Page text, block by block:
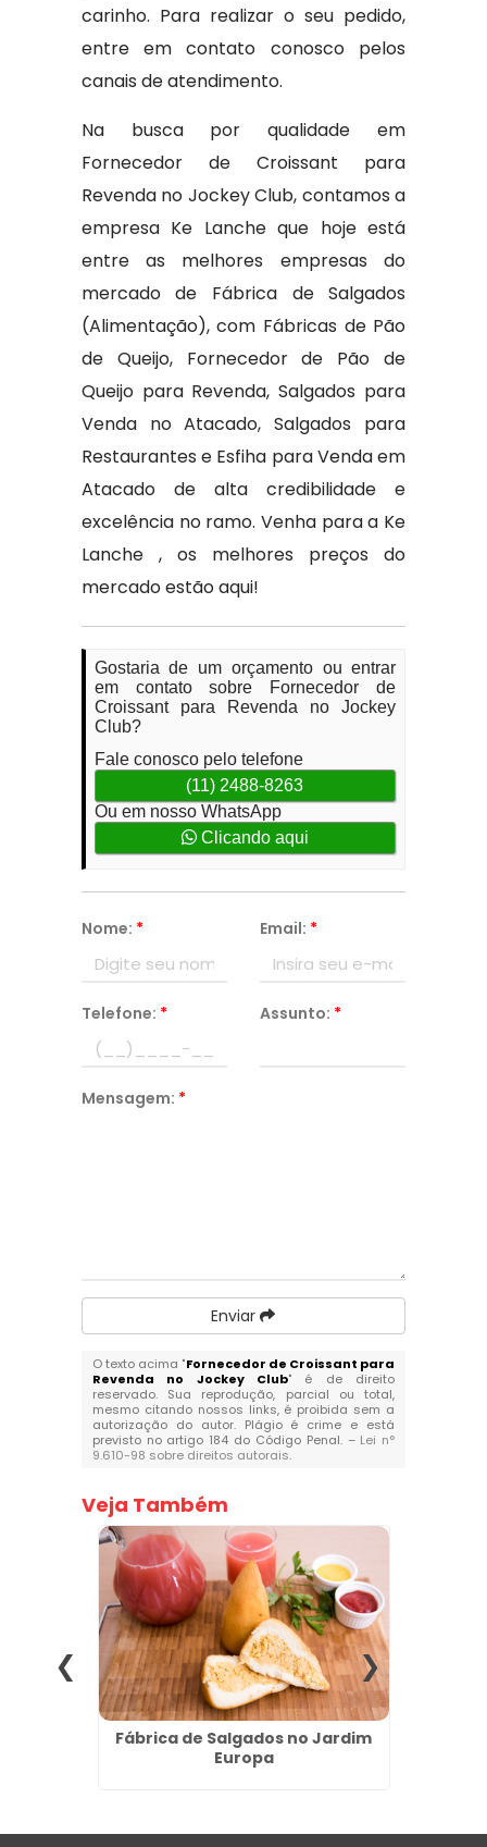
carinho. Para realizar o seu pedido,
entre em contato conosco pelos
canais de atendimento.
Na busca por qualidade em
Fornecedor de Croissant para
Revenda no Jockey Club, contamos a
empresa Ke Lanche que hoje está
entre as melhores empresas do
mercado de Fábrica de Salgados
(Alimentação), com Fábricas de Pão
de Queijo, Fornecedor de Pão de
Queijo para Revenda, Salgados para
Venda no Atacado, Salgados para
Restaurantes e Esfiha para Venda em
Atacado de alta credibilidade e
excelência no ramo. Venha para a Ke
Lanche , os melhores preços do
mercado estão aqui!
Gostaria de um orçamento ou entrar
em contato sobre Fornecedor de
Croissant para Revenda no Jockey
Club?
Fale conosco pelo telefone
(11) 2488-8263
Ou em nosso WhatsApp
Clicando aqui
Nome: * Email: *
Telefone: * Assunto: *
Mensagem: *
Enviar
O texto acima "Fornecedor de Croissant para
Revenda no Jockey Club" é de direito
reservado. Sua reprodução, parcial ou total,
mesmo citando nossos links, é proibida sem a
autorização do autor. Plágio é crime e está
previsto no artigo 184 do Código Penal. – Lei n°
9.610-98 sobre direitos autorais.
Veja Também
Fábrica de Salgados no Jardim
Europa